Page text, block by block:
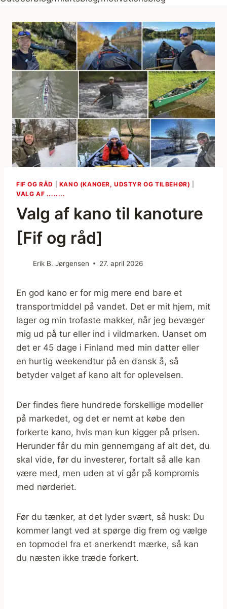
FIF OG RÅD KANO (KANOER, UDSTYR OG TILBEHØR)
VALG AF ........
Valg af kano til kanoture
[Fif og råd]
Erik B. Jørgensen 27. april 2026
En god kano er for mig mere end bare et
transportmiddel på vandet. Det er mit hjem, mit
lager og min trofaste makker, når jeg bevæger
mig ud på tur eller ind i vildmarken. Uanset om
det er 45 dage i Finland med min datter eller
en hurtig weekendtur på en dansk å, så
betyder valget af kano alt for oplevelsen.
Der findes flere hundrede forskellige modeller
på markedet, og det er nemt at købe den
forkerte kano, hvis man kun kigger på prisen.
Herunder får du min gennemgang af alt det, du
skal vide, før du investerer, fortalt så alle kan
være med, men uden at vi går på kompromis
med nørderiet.
Før du tænker, at det lyder svært, så husk: Du
kommer langt ved at spørge dig frem og vælge
en topmodel fra et anerkendt mærke, så kan
du næsten ikke træde forkert.